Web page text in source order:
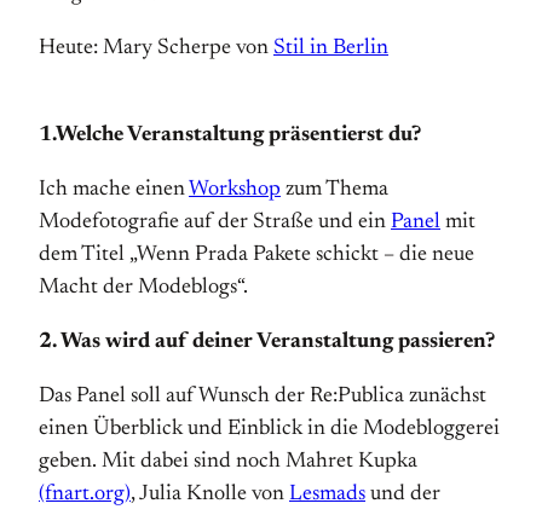
Heute: Mary Scherpe von Stil in Berlin
1.Welche Veranstaltung präsentierst du?
Ich mache einen Workshop zum Thema
Modefotografie auf der Straße und ein Panel mit
dem Titel „Wenn Prada Pakete schickt – die neue
Macht der Modeblogs“.
2. Was wird auf deiner Veranstaltung passieren?
Das Panel soll auf Wunsch der Re:Publica zunächst
einen Überblick und Einblick in die Modebloggerei
geben. Mit dabei sind noch Mahret Kupka
(fnart.org), Julia Knolle von Lesmads und der